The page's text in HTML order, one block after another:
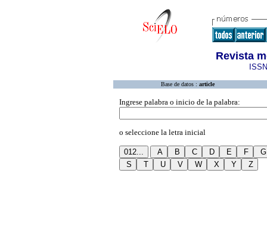
Revista
Base de datos : article
Ingrese palabra o inicio de la palabra:
o seleccione la letra inicial